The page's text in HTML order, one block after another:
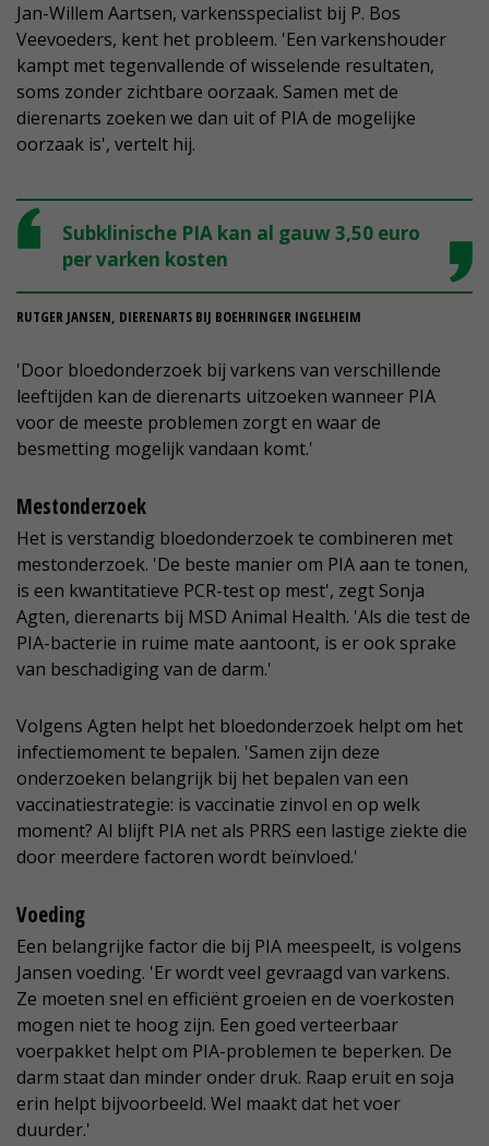
Jan-Willem Aartsen, varkensspecialist bij P. Bos
Veevoeders, kent het probleem. 'Een varkenshouder
kampt met tegenvallende of wisselende resultaten,
soms zonder zichtbare oorzaak. Samen met de
dierenarts zoeken we dan uit of PIA de mogelijke
oorzaak is', vertelt hij.
Subklinische PIA kan al gauw 3,50 euro
per varken kosten
RUTGER JANSEN, DIERENARTS BIJ BOEHRINGER INGELHEIM
'Door bloedonderzoek bij varkens van verschillende
leeftijden kan de dierenarts uitzoeken wanneer PIA
voor de meeste problemen zorgt en waar de
besmetting mogelijk vandaan komt.'
Mestonderzoek
Het is verstandig bloedonderzoek te combineren met
mestonderzoek. 'De beste manier om PIA aan te tonen,
is een kwantitatieve PCR-test op mest', zegt Sonja
Agten, dierenarts bij MSD Animal Health. 'Als die test de
PIA-bacterie in ruime mate aantoont, is er ook sprake
van beschadiging van de darm.'
Volgens Agten helpt het bloedonderzoek helpt om het
infectiemoment te bepalen. 'Samen zijn deze
onderzoeken belangrijk bij het bepalen van een
vaccinatiestrategie: is vaccinatie zinvol en op welk
moment? Al blijft PIA net als PRRS een lastige ziekte die
door meerdere factoren wordt beïnvloed.'
Voeding
Een belangrijke factor die bij PIA meespeelt, is volgens
Jansen voeding. 'Er wordt veel gevraagd van varkens.
Ze moeten snel en efficiënt groeien en de voerkosten
mogen niet te hoog zijn. Een goed verteerbaar
voerpakket helpt om PIA-problemen te beperken. De
darm staat dan minder onder druk. Raap eruit en soja
erin helpt bijvoorbeeld. Wel maakt dat het voer
duurder.'